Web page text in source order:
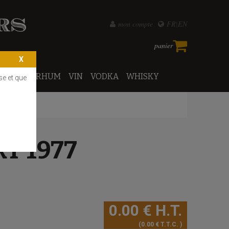
FR EN
mon compte
panier
PORTO RHUM VIN VODKA WHISKY
1977
0.00 € H.T.
0.00 € T.T.C.
et que